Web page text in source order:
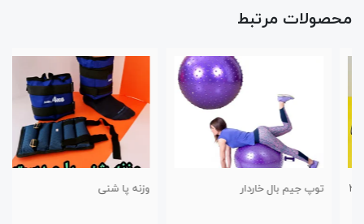
محصولات مرتبط
توپ جیم بال خاردار وزنه پا شنی